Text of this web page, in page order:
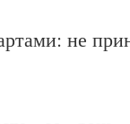
не